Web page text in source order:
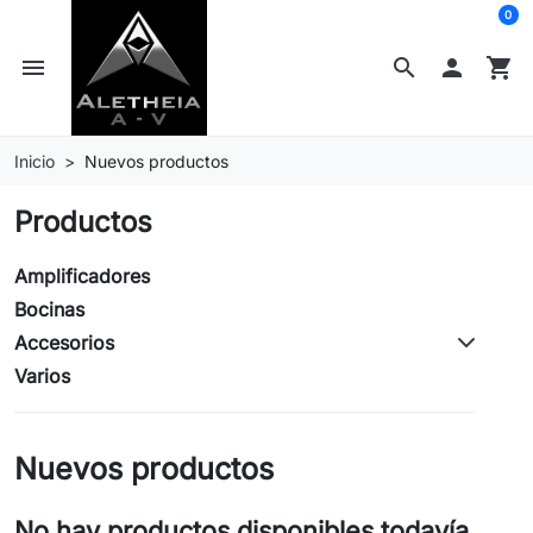
search
menu  shopping_cart
0
Inicio Nuevos productos
Productos
Amplificadores
Bocinas
Accesorios
Varios
Nuevos productos